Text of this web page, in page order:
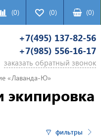
(0) (0) (0)
+7(495) 137-82-56
+7(985) 556-16-17
заказать обратный звонок
«Лаванда-Ю»
экипировка
фильтры